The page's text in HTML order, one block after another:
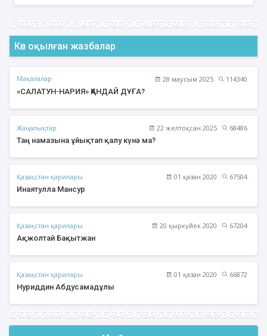
Көп оқылған жазбалар
Мақалалар 28 маусым 2025
114340
«САЛАТУН-НАРИЯ» ҚАНДАЙ ДҰҒА?
Жаңалықтар 22 желтоқсан 2025
68486
Таң намазына ұйықтап қалу күнә ма?
Қазақстан қарилары 01 қазан 2020
67504
Инаятулла Мансур
Қазақстан қарилары 20 қыркүйек 2020
67204
Ақжолтай Бақытжан
Қазақстан қарилары 01 қазан 2020
66872
Нуриддин Абдусамадұлы